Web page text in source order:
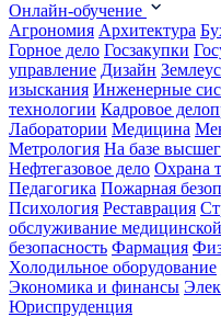
Онлайн-обучение
Агрономия Архитектура
Горное дело Госзакупки
управление Дизайн
изыскания Инженерные
технологии Кадровое
Лаборатории Медицина
Метрология На базе
Нефтегазовое дело Охрана
Педагогика Пожарная
Психология Реставрация
обслуживание
безопасность Фармация
Холодильное оборудование
Экономика и финансы
Юриспруденция